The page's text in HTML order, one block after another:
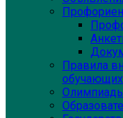
Правила